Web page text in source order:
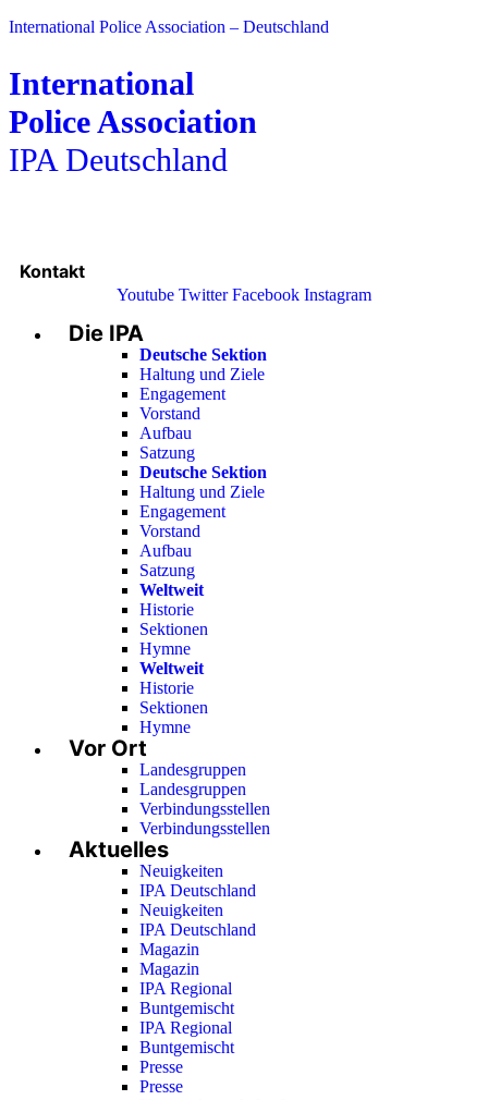
International Police Association – Deutschland
International
Police Association
IPA Deutschland
Kontakt
Youtube Twitter Facebook Instagram
Menu
Die IPA
Deutsche Sektion
Haltung und Ziele
Engagement
Vorstand
Aufbau
Satzung
Deutsche Sektion
Haltung und Ziele
Engagement
Vorstand
Aufbau
Satzung
Weltweit
Historie
Sektionen
Hymne
Weltweit
Historie
Sektionen
Hymne
Vor Ort
Landesgruppen
Landesgruppen
Verbindungsstellen
Verbindungsstellen
Aktuelles
Neuigkeiten
IPA Deutschland
Neuigkeiten
IPA Deutschland
Magazin
Magazin
IPA Regional
Buntgemischt
IPA Regional
Buntgemischt
Presse
Presse